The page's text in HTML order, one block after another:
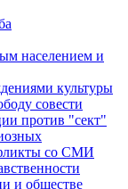
населением и
культуры
совести
против "сект"
со СМИ
и обществе